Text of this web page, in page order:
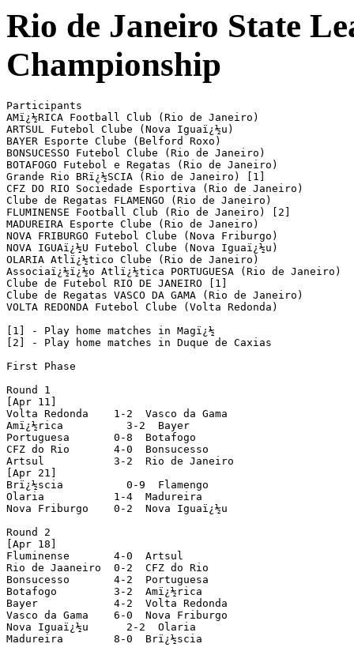
Rio de Janeiro State
Championship
Participants
AMï¿½RICA Football Club (Rio de Janeiro)
ARTSUL Futebol Clube (Nova Iguaï¿½u)
BAYER Esporte Clube (Belford Roxo)
BONSUCESSO Futebol Clube (Rio de Janeiro)
BOTAFOGO Futebol e Regatas (Rio de Janeiro)
Grande Rio BRï¿½SCIA (Rio de Janeiro) [1]
CFZ DO RIO Sociedade Esportiva (Rio de Janeiro)
Clube de Regatas FLAMENGO (Rio de Janeiro)
FLUMINENSE Football Club (Rio de Janeiro) [2]
MADUREIRA Esporte Clube (Rio de Janeiro)
NOVA FRIBURGO Futebol Clube (Nova Friburgo)
NOVA IGUAï¿½U Futebol Clube (Nova Iguaï¿½u)
OLARIA Atlï¿½tico Clube (Rio de Janeiro)
Associaï¿½ï¿½o Atlï¿½tica PORTUGUESA (Rio de Janeiro)
Clube de Futebol RIO DE JANEIRO [1]
Clube de Regatas VASCO DA GAMA (Rio de Janeiro)
VOLTA REDONDA Futebol Clube (Volta Redonda)
[1] - Play home matches in Magï¿½
[2] - Play home matches in Duque de Caxias
First Phase
Round 1
[Apr 11]
Volta Redonda    1-2  Vasco da Gama
Amï¿½rica          3-2  Bayer
Portuguesa       0-8  Botafogo
CFZ do Rio       4-0  Bonsucesso
Artsul           3-2  Rio de Janeiro
[Apr 21]
Brï¿½scia          0-9  Flamengo
Olaria           1-4  Madureira
Nova Friburgo    0-2  Nova Iguaï¿½u
Round 2
[Apr 18]
Fluminense       4-0  Artsul
Rio de Jaaneiro  0-2  CFZ do Rio
Bonsucesso       4-2  Portuguesa
Botafogo         3-2  Amï¿½rica
Bayer            4-2  Volta Redonda
Vasco da Gama    6-0  Nova Friburgo
Nova Iguaï¿½u      2-2  Olaria
Madureira        8-0  Brï¿½scia